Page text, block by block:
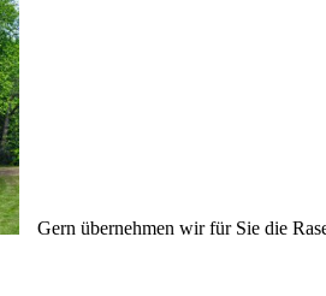
Gern übernehmen wir für Sie die